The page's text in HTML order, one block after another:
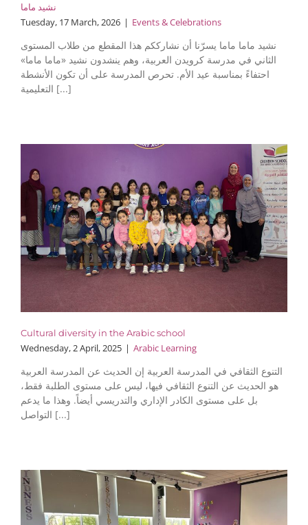
نشيد ماما
Tuesday, 17 March, 2026 | Events & Celebrations
نشيد ماما ماما يسرّنا أن نشارككم هذا المقطع من طلاب المستوى
الثاني في مدرسة كرويدن العربية، وهم ينشدون نشيد «ماما ماما»
احتفاءً بمناسبة عيد الأم. تحرص المدرسة على أن تكون الأنشطة
التعليمية [...]
Cultural diversity in the Arabic school
Wednesday, 2 April, 2025 | Arabic Learning
التنوع الثقافي في المدرسة العربية إن الحديث عن المدرسة العربية
هو الحديث عن التنوع الثقافي فيها، ليس على مستوى الطلبة فقط،
بل على مستوى الكادر الإداري والتدريسي أيضاً. وهذا ما يدعم
التواصل [...]